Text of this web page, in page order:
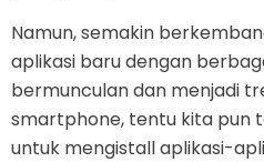
Namun, semakin
aplikasi baru dengan
bermunculan dan menjadi
smartphone, tentu kita pun
untuk mengistall aplikasi-